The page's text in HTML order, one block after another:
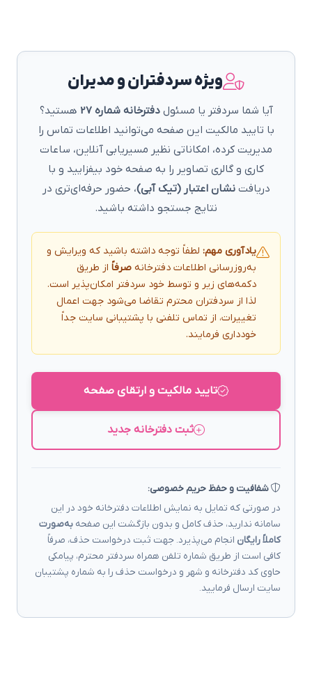
ویژه سردفتران و مدیران
آیا شما سردفتر یا مسئولدفترخانه شماره 27
هستید؟
با تایید مالکیت این صفحه می‌توانید اطلاعات تماس را
مدیریت کرده، امکاناتی نظیر مسیریابی آنلاین، ساعات
کاری و گالری تصاویر را به صفحه خود بیفزایید و با
دریافتنشان اعتبار (تیک آبی)، حضور حرفه‌ای‌تری در
نتایج جستجو داشته باشید.
یادآوری مهم: لطفاً توجه داشته باشید که ویرایش و
به‌روزرسانی اطلاعات دفترخانه صرفاً از طریق
دکمه‌های زیر و توسط خود سردفتر امکان‌پذیر است.
لذا از سردفتران محترم تقاضا می‌شود جهت اعمال
تغییرات، از تماس تلفنی با پشتیبانی سایت جداً
خودداری فرمایند.
تایید مالکیت و ارتقای صفحه
ثبت دفترخانه جدید
شفافیت و حفظ حریم خصوصی:
در صورتی که تمایل به نمایش اطلاعات دفترخانه خود در این
سامانه ندارید، حذف کامل و بدون بازگشت این صفحه به‌صورت
کاملاً رایگان انجام می‌پذیرد. جهت ثبت درخواست حذف، صرفاً
کافی است از طریق شماره تلفن همراه سردفتر محترم، پیامکی
حاوی کد دفترخانه و شهر و درخواست حذف را به شماره پشتیبان
سایت ارسال فرمایید.